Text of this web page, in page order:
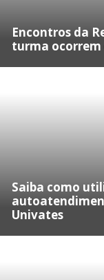
Encontros da
turma
Saiba como
Univates